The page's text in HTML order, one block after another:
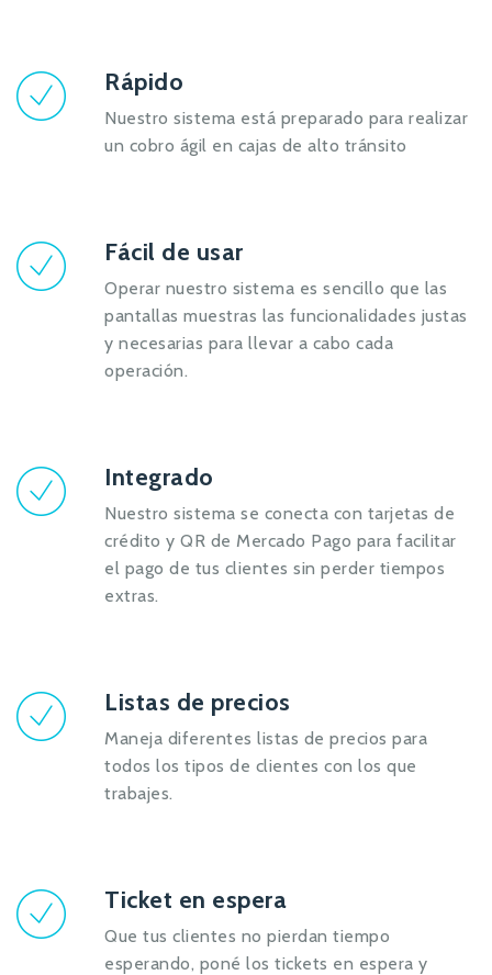
Rápido
Nuestro sistema está preparado para realizar
un cobro ágil en cajas de alto tránsito
Fácil de usar
Operar nuestro sistema es sencillo que las
pantallas muestras las funcionalidades justas
y necesarias para llevar a cabo cada
operación.
Integrado
Nuestro sistema se conecta con tarjetas de
crédito y QR de Mercado Pago para facilitar
el pago de tus clientes sin perder tiempos
extras.
Listas de precios
Maneja diferentes listas de precios para
todos los tipos de clientes con los que
trabajes.
Ticket en espera
Que tus clientes no pierdan tiempo
esperando, poné los tickets en espera y